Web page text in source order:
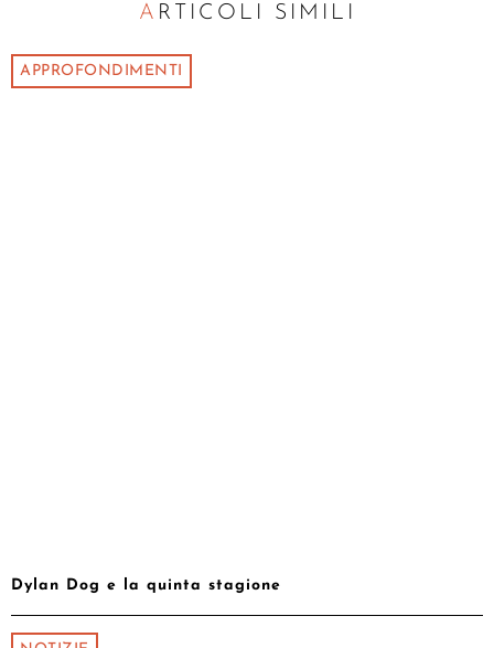
ARTICOLI SIMILI
APPROFONDIMENTI
Dylan Dog e la quinta stagione